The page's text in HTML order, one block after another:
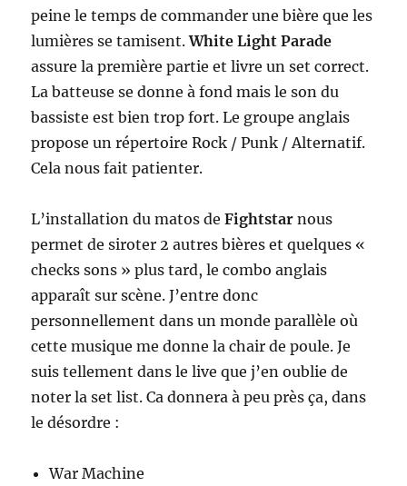
peine le temps de commander une bière que les
lumières se tamisent.White Light Parade
assure la première partie et livre un set correct.
La batteuse se donne à fond mais le son du
bassiste est bien trop fort. Le groupe anglais
propose un répertoire Rock / Punk / Alternatif.
Cela nous fait patienter.
L’installation du matos deFightstar nous
permet de siroter 2 autres bières et quelques «
checks sons » plus tard, le combo anglais
apparaît sur scène. J’entre donc
personnellement dans un monde parallèle où
cette musique me donne la chair de poule. Je
suis tellement dans le live que j’en oublie de
noter la set list. Ca donnera à peu près ça, dans
le désordre :
War Machine